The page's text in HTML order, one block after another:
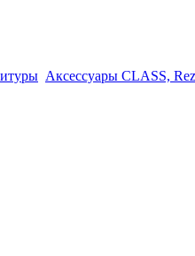
Аксессуары CLASS,